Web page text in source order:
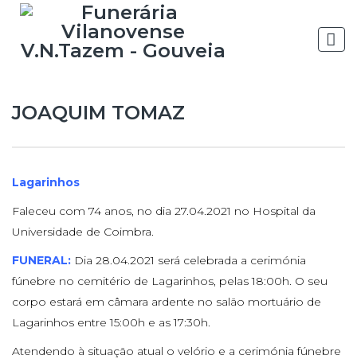
JOAQUIM TOMAZ
Lagarinhos
Faleceu com 74 anos, no dia 27.04.2021 no Hospital da
Universidade de Coimbra.
FUNERAL: Dia 28.04.2021 será celebrada a cerimónia
fúnebre no cemitério de Lagarinhos, pelas 18:00h. O seu
corpo estará em câmara ardente no salão mortuário de
Lagarinhos entre 15:00h e as 17:30h.
Atendendo à situação atual o velório e a cerimónia fúnebre